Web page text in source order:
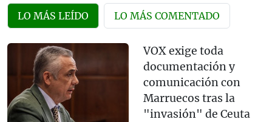
LO MÁS LEÍDO LO MÁS COMENTADO
VOX exige toda
documentación y
comunicación con
Marruecos tras la
"invasión" de Ceuta